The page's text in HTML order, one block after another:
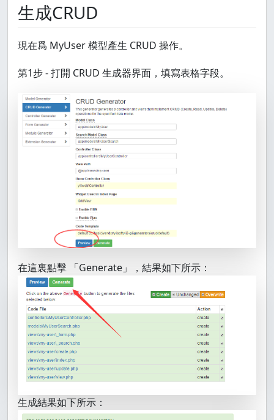
生成CRUD
現在爲 MyUser 模型產生 CRUD 操作。
第1步 - 打開 CRUD 生成器界面，填寫表格字段。
在這裏點擊 「Generate」，結果如下所示：
生成結果如下所示：